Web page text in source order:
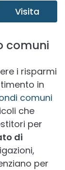
Visita
comuni
i risparmi
in
comuni
che
per
di
per